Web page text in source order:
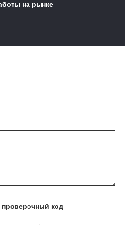
на рынке
проверочный код